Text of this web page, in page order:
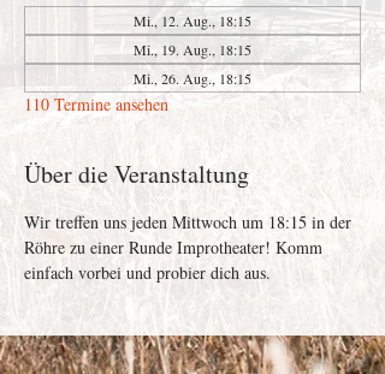
Mi., 12. Aug., 18:15
Mi., 19. Aug., 18:15
Mi., 26. Aug., 18:15
110 Termine ansehen
Über die Veranstaltung
Wir treffen uns jeden Mittwoch um 18:15 in der
Röhre zu einer Runde Improtheater! Komm
einfach vorbei und probier dich aus.